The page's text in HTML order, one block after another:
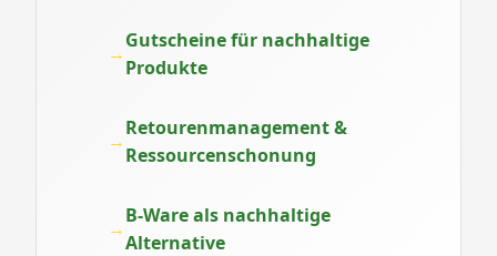
Gutscheine für nachhaltige
Produkte
Retourenmanagement &
Ressourcenschonung
B-Ware als nachhaltige
Alternative